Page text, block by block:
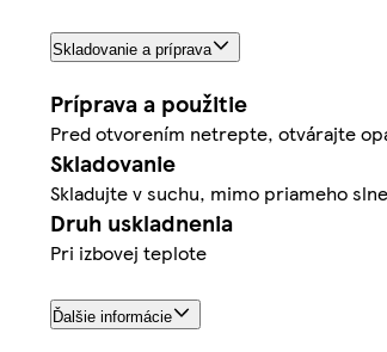
Skladovanie a príprava
Príprava a použitie
Pred otvorením netrepte, otvárajte
Skladovanie
Skladujte v suchu, mimo priameho
Druh uskladnenia
Pri izbovej teplote
Ďalšie informácie